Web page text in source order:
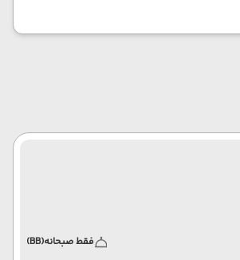
فقط صبحانه(BB)